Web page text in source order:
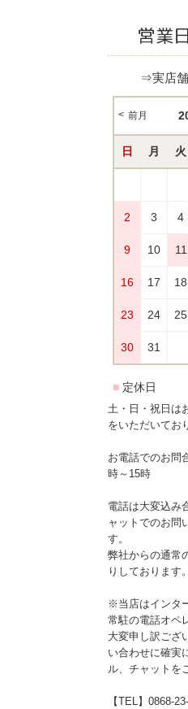
営業
⇒実店
土・日・祝日は
をいただいてお
お電話でのお問
時～15時
電話は大変込み
ャットでのお問
す。
弊社からの通常
りしております。
※当店はインタ
常駐の電話オペ
大変申し訳ござ
い合わせに確実
ル、チャットを
【TEL】0868-